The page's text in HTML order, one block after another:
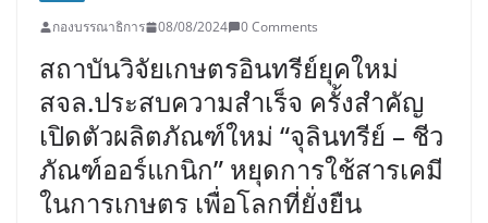
กองบรรณาธิการ 08/08/2024 0 Comments
สถาบันวิจัยเกษตรอินทรีย์ยุคใหม่
สจล.ประสบความสำเร็จ ครั้งสำคัญ
เปิดตัวผลิตภัณฑ์ใหม่ “จุลินทรีย์ – ชีว
ภัณฑ์ออร์แกนิก” หยุดการใช้สารเคมี
ในการเกษตร เพื่อโลกที่ยั่งยืน